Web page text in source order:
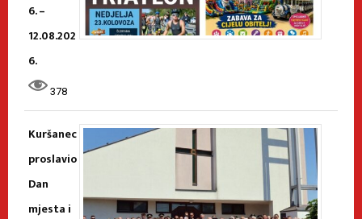
6. –
12.08.202
6.
378
Kuršanec
proslavio
Dan
mjesta i